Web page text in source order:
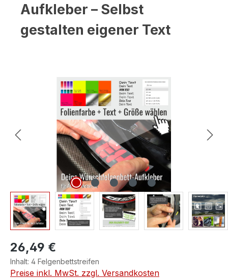
Aufkleber – Selbst
gestalten eigener Text
Bildergalerie überspringen
26,49 €
Inhalt: 4 Felgenbettstreifen
Preise inkl. MwSt. zzgl. Versandkosten